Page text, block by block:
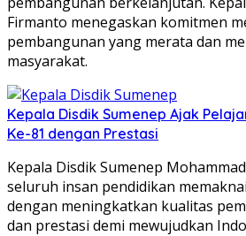
Firmanto menegaskan komitmen
pembangunan yang merata dan
masyarakat.
Kepala Disdik Sumenep Ajak
Ke-81 dengan Prestasi
Kepala Disdik Sumenep
seluruh insan pendidikan
dengan meningkatkan kualitas
dan prestasi demi mewujudkan